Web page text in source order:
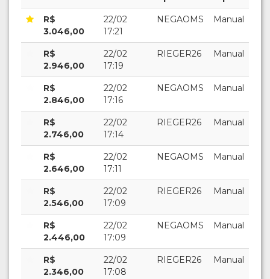
R$
3.046,00
22/02
17:21
NEGAOMS Manual
R$
2.946,00
22/02
17:19
RIEGER26 Manual
R$
2.846,00
22/02
17:16
NEGAOMS Manual
R$
2.746,00
22/02
17:14
RIEGER26 Manual
R$
2.646,00
22/02
17:11
NEGAOMS Manual
R$
2.546,00
22/02
17:09
RIEGER26 Manual
R$
2.446,00
22/02
17:09
NEGAOMS Manual
R$
2.346,00
22/02
17:08
RIEGER26 Manual